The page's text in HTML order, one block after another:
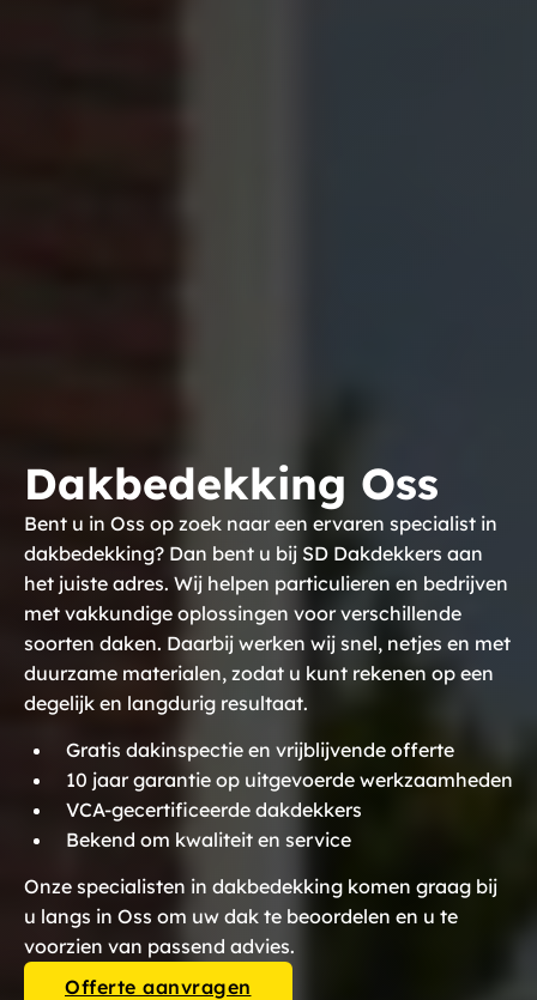
Dakbedekking Oss
Bent u in Oss op zoek naar een ervaren specialist in
dakbedekking? Dan bent u bij SD Dakdekkers aan
het juiste adres. Wij helpen particulieren en bedrijven
met vakkundige oplossingen voor verschillende
soorten daken. Daarbij werken wij snel, netjes en met
duurzame materialen, zodat u kunt rekenen op een
degelijk en langdurig resultaat.
Gratis dakinspectie en vrijblijvende offerte
10 jaar garantie op uitgevoerde werkzaamheden
VCA-gecertificeerde dakdekkers
Bekend om kwaliteit en service
Onze specialisten in dakbedekking komen graag bij
u langs in Oss om uw dak te beoordelen en u te
voorzien van passend advies.
Offerte aanvragen